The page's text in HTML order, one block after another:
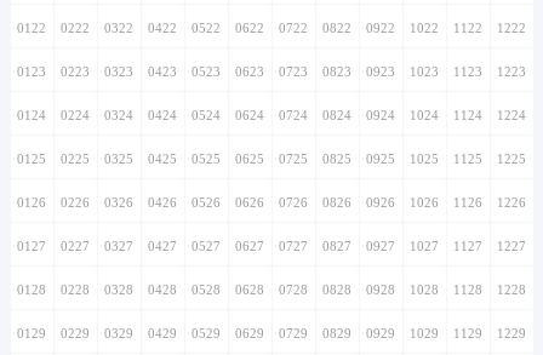
0122 0222 0322 0422 0522 0622 0722 0822 0922 1022 1122 1222
0123 0223 0323 0423 0523 0623 0723 0823 0923 1023 1123 1223
0124 0224 0324 0424 0524 0624 0724 0824 0924 1024 1124 1224
0125 0225 0325 0425 0525 0625 0725 0825 0925 1025 1125 1225
0126 0226 0326 0426 0526 0626 0726 0826 0926 1026 1126 1226
0127 0227 0327 0427 0527 0627 0727 0827 0927 1027 1127 1227
0128 0228 0328 0428 0528 0628 0728 0828 0928 1028 1128 1228
0129 0229 0329 0429 0529 0629 0729 0829 0929 1029 1129 1229